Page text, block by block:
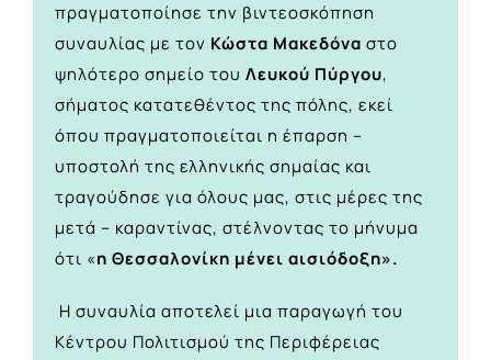
πραγματοποίησε την βιντεοσκόπηση
συναυλίας με τον Κώστα Μακεδόνα στο
ψηλότερο σημείο του Λευκού Πύργου,
σήματος κατατεθέντος της πόλης, εκεί
όπου πραγματοποιείται η έπαρση –
υποστολή της ελληνικής σημαίας και
τραγούδησε για όλους μας, στις μέρες της
μετά – καραντίνας, στέλνοντας το μήνυμα
ότι «η Θεσσαλονίκη μένει αισιόδοξη».
Η συναυλία αποτελεί μια παραγωγή του
Κέντρου Πολιτισμού της Περιφέρειας